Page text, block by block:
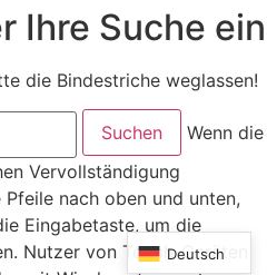
Ihre Suche ein
die Bindestriche weglassen!
Wenn die
Vervollständigung
nach oben und unten,
Eingabetaste, um die
Nutzer von Touch-Geräten
Deutsch